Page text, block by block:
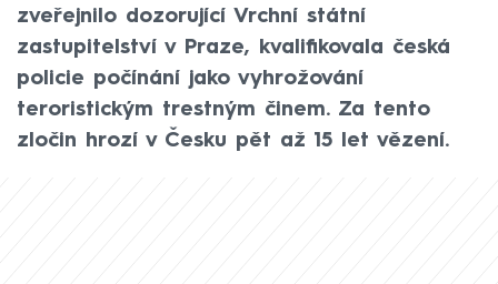
zveřejnilo dozorující Vrchní státní
zastupitelství v Praze, kvalifikovala česká
policie počínání jako vyhrožování
teroristickým trestným činem. Za tento
zločin hrozí v Česku pět až 15 let vězení.